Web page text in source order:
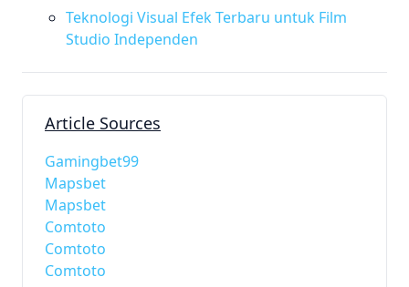
Teknologi Visual Efek Terbaru untuk Film
Studio Independen
Article Sources
Gamingbet99
Mapsbet
Mapsbet
Comtoto
Comtoto
Comtoto